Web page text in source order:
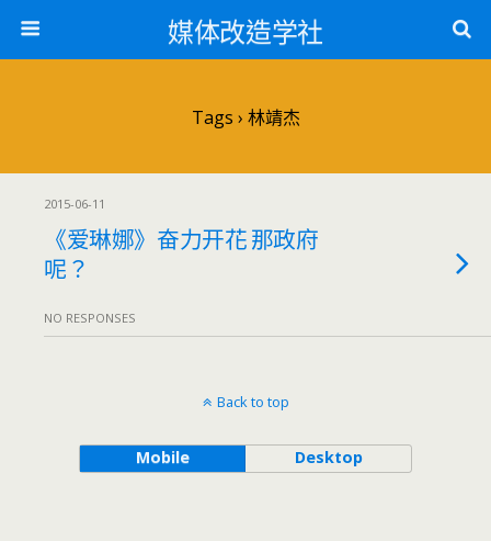
媒体改造学社
Tags › 林靖杰
2015-06-11
《爱琳娜》奋力开花 那政府
呢？
NO RESPONSES
Back to top
Mobile Desktop